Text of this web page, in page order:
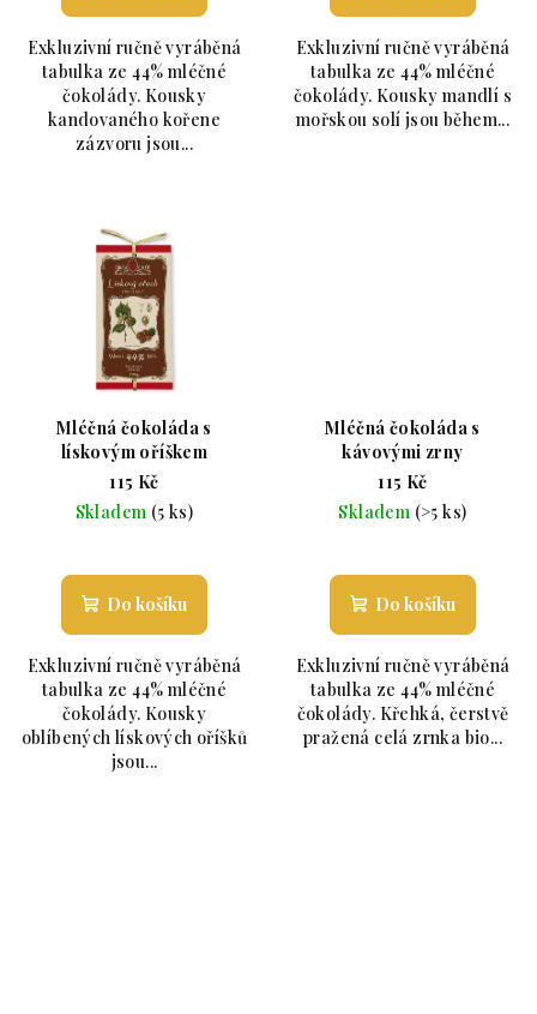
Exkluzivní ručně vyráběná
tabulka ze 44% mléčné
čokolády. Kousky
kandovaného kořene
zázvoru jsou...
Exkluzivní ručně vyráběná
tabulka ze 44% mléčné
čokolády. Kousky mandlí s
mořskou solí jsou během...
Mléčná čokoláda s
lískovým oříškem
115 Kč
Skladem (5 ks)
Do košíku
Exkluzivní ručně vyráběná
tabulka ze 44% mléčné
čokolády. Kousky
oblíbených lískových oříšků
jsou...
Mléčná čokoláda s
kávovými zrny
115 Kč
Skladem (>5 ks)
Do košíku
Exkluzivní ručně vyráběná
tabulka ze 44% mléčné
čokolády. Křehká, čerstvě
pražená celá zrnka bio...